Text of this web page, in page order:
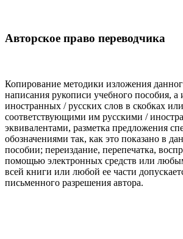
Авторское право переводчика
Копирование методики изложения
написания рукописи учебного пособия, а
иностранных / русских слов в скобках
соответствующими им русскими /
эквивалентами, разметка предложения
обозначениями так, как это показано в
пособии; переиздание, перепечатка,
помощью электронных средств или
всей книги или любой ее части
письменного разрешения автора.